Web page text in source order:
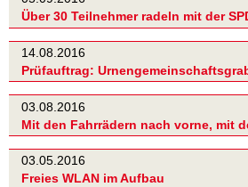
Über 30 Teilnehmer radeln mit der
14.08.2016
Prüfauftrag:
03.08.2016
Mit den Fahrrädern nach vorne, mit
03.05.2016
Freies WLAN im Aufbau